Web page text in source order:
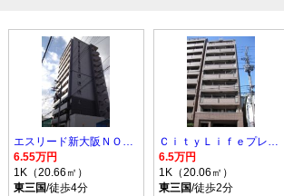
エスリード新大阪ＮＯＲＴＨ
6.55万円
1K（20.66㎡）
東三国/徒歩4分
ＣｉｔｙＬｉｆｅプレサンス新大阪
6.5万円
1K（20.06㎡）
東三国/徒歩2分